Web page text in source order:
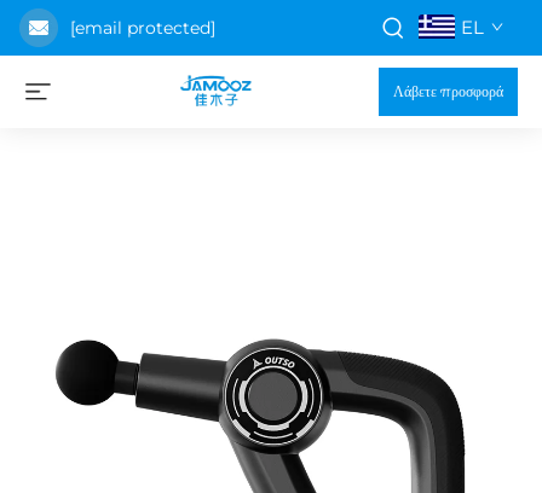
[email protected] EL
Λάβετε προσφορά